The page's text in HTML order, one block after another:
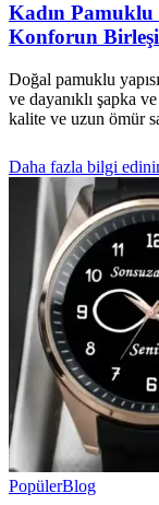
Kadın Pamuklu
Konforun
Doğal pamuklu
ve dayanıklı şapka
kalite ve uzun ömür
Daha fazla bilgi
PopülerBlog